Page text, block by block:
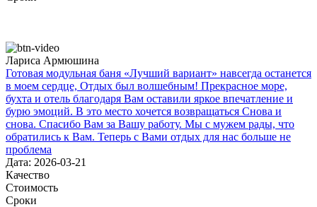
Лариса Армюшина
Готовая модульная баня «Лучший вариант» навсегда останется
в моем сердце, Отдых был волшебным! Прекрасное море,
бухта и отель благодаря Вам оставили яркое впечатление и
бурю эмоций. В это место хочется возвращаться Снова и
снова. Спасибо Вам за Вашу работу. Мы с мужем рады, что
обратились к Вам. Теперь с Вами отдых для нас больше не
проблема
Дата: 2026-03-21
Качество
Стоимость
Сроки